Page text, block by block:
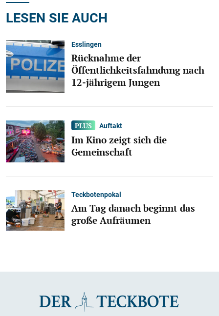
LESEN SIE AUCH
Esslingen
Rücknahme der
Öffentlichkeitsfahndung nach
12-jährigem Jungen
Auftakt
Im Kino zeigt sich die
Gemeinschaft
Teckbotenpokal
Am Tag danach beginnt das
große Aufräumen